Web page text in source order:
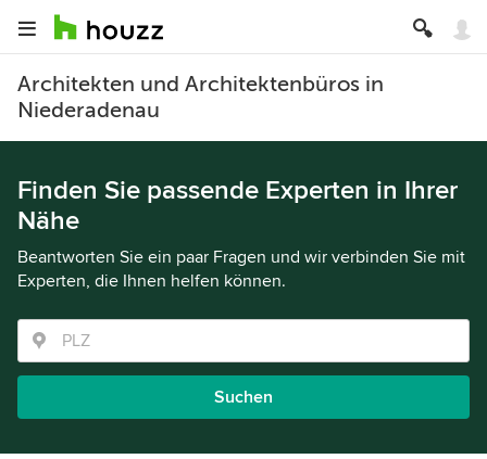
Architekten und Architektenbüros in
Niederadenau
Finden Sie passende Experten in Ihrer
Nähe
Beantworten Sie ein paar Fragen und wir verbinden Sie mit
Experten, die Ihnen helfen können.
Suchen